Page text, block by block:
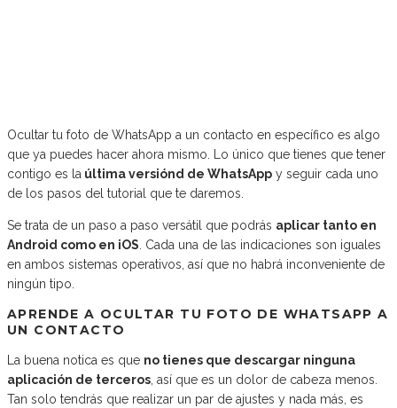
Ocultar tu foto de WhatsApp a un contacto en específico es algo
que ya puedes hacer ahora mismo. Lo único que tienes que tener
contigo es la última versiónd de WhatsApp y seguir cada uno
de los pasos del tutorial que te daremos.
Se trata de un paso a paso versátil que podrás aplicar tanto en
Android como en iOS . Cada una de las indicaciones son iguales
en ambos sistemas operativos, así que no habrá inconveniente de
ningún tipo.
APRENDE A OCULTAR TU FOTO DE WHATSAPP A
UN CONTACTO
La buena notica es que no tienes que descargar ninguna
aplicación de terceros , así que es un dolor de cabeza menos.
Tan solo tendrás que realizar un par de ajustes y nada más, es